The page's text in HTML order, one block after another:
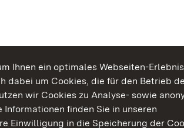
Ihnen ein optimales Webseiten-
dabei um Cookies, die für den Betrieb
wir Cookies zu Analyse- sowie
finden Sie in unseren
Einwilligung in die Speicherung der